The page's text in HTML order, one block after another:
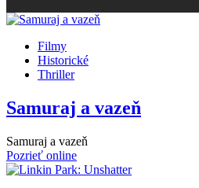
Filmy
Historické
Thriller
Samuraj a vazeň
Samuraj a vazeň
Pozrieť online